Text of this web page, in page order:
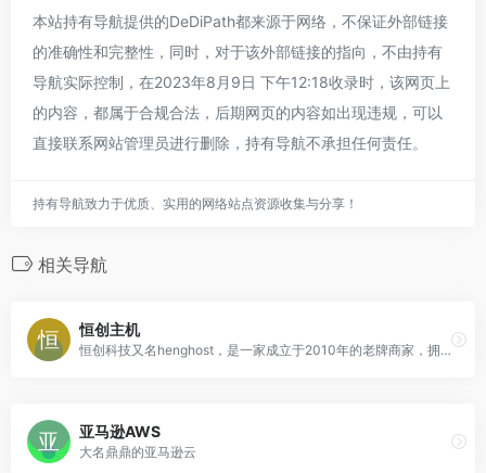
本站持有导航提供的DeDiPath都来源于网络，不保证外部链接
的准确性和完整性，同时，对于该外部链接的指向，不由持有
导航实际控制，在2023年8月9日 下午12:18收录时，该网页上
的内容，都属于合规合法，后期网页的内容如出现违规，可以
直接联系网站管理员进行删除，持有导航不承担任何责任。
持有导航致力于优质、实用的网络站点资源收集与分享！
相关导航
恒创主机
恒创科技又名henghost，是一家成立于2010年的老牌商家，拥有近10年运营经验，隶属于香港SonderCloud Limited旗下品牌，主打香港、美国服务器产品
亚马逊AWS
大名鼎鼎的亚马逊云